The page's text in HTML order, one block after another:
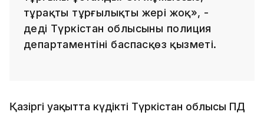
тұрақты тұрғылықты жері жоқ», -
деді Түркістан облысының полиция
департаментінің баспасқөз қызметі.
Қазіргі уақытта күдікті Түркістан облысы ПД